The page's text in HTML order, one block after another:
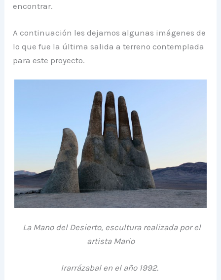
encontrar.
A continuación les dejamos algunas imágenes de
lo que fue la última salida a terreno contemplada
para este proyecto.
La Mano del Desierto, escultura realizada por el
artista Mario
Irarrázabal en el año 1992.